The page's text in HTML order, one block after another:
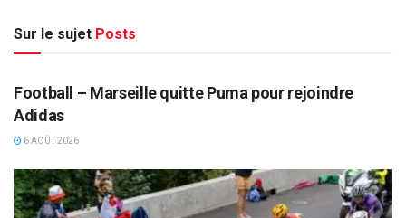
Sur le sujet Posts
VIDEOS
Football – Marseille quitte Puma pour rejoindre
Adidas
6 AOÛT 2026